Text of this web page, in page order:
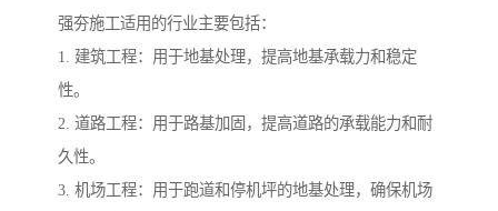
强夯施工适用的行业主要包括：
1. 建筑工程：用于地基处理，提高地基承载力和稳定
性。
2. 道路工程：用于路基加固，提高道路的承载能力和耐
久性。
3. 机场工程：用于跑道和停机坪的地基处理，确保机场